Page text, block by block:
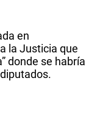
en
la Justicia que
donde se habría